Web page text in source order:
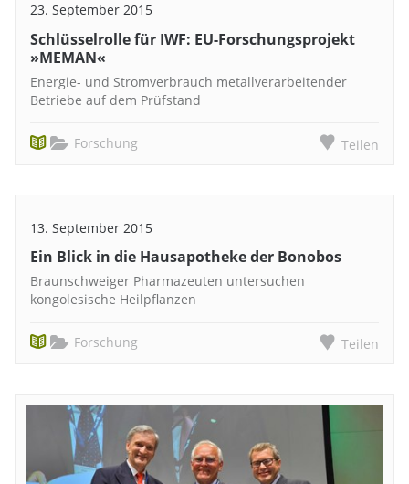
23. September 2015
Schlüsselrolle für IWF: EU-Forschungsprojekt
»MEMAN«
Energie- und Stromverbrauch metallverarbeitender
Betriebe auf dem Prüfstand
Forschung Teilen
13. September 2015
Ein Blick in die Hausapotheke der Bonobos
Braunschweiger Pharmazeuten untersuchen
kongolesische Heilpflanzen
Forschung Teilen